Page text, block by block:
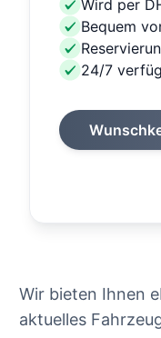
Wird per
Bequem
24/7
Wir bieten Ihnen
aktuelles